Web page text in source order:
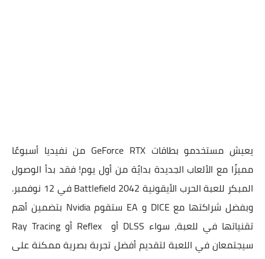
يعيش مستخدمو بطاقات GeForce RTX من نفيديا أسبوعًا
مميزًا مع الألعاب الجديدة بدايًة من أول يوم! فقد بدأ الوصول
المبكر للعبة الحرب الأيقونية Battlefield 2042 في 12 نوفمبر.
وبفضل شراكتها مع DICE و EA ستقوم Nvidia بتضمين أهم
تقنياتها في للعبة، سواء DLSS أو Reflex أو Ray Tracing
سيجتمعان في اللعبة لتقديم أفضل تجربة بصرية ممكنة على